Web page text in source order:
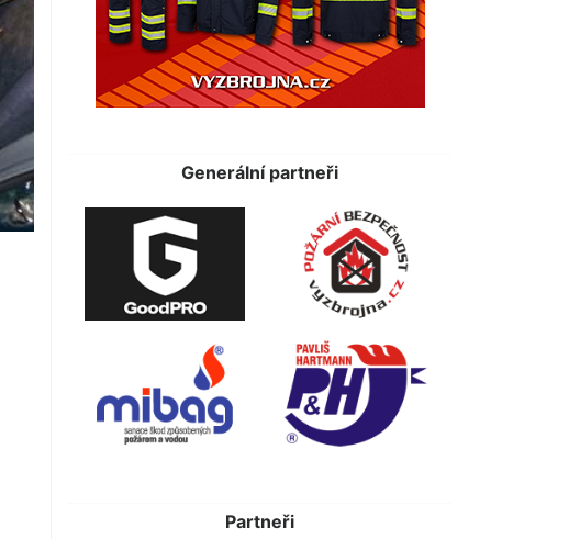
Generální partneři
Partneři